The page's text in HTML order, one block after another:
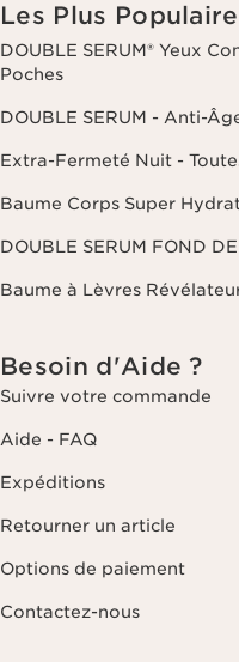
Les Plus
DOUBLE SERUM® Yeux
Poches
DOUBLE SERUM - Anti-
Extra-Fermeté Nuit -
Baume Corps Super
DOUBLE SERUM FOND
Baume à Lèvres
Besoin d'Aide ?
Suivre votre commande
Aide - FAQ
Expéditions
Retourner un article
Options de paiement
Contactez-nous